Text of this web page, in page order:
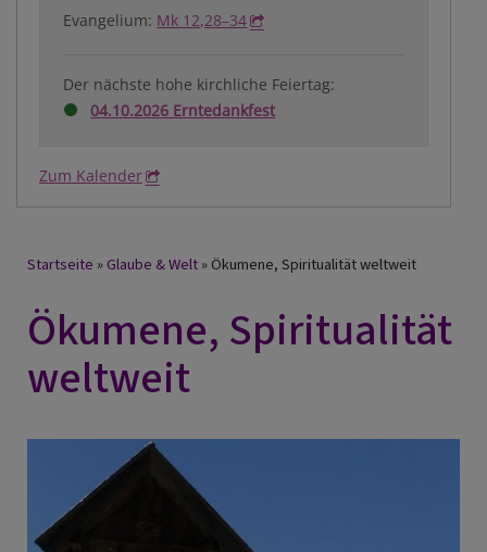
Evangelium: Mk 12,28–34
Der nächste hohe kirchliche Feiertag:
04.10.2026 Erntedankfest
Zum Kalender
Breadcrumb
Startseite Glaube & Welt Ökumene, Spiritualität weltweit
Ökumene, Spiritualität
weltweit